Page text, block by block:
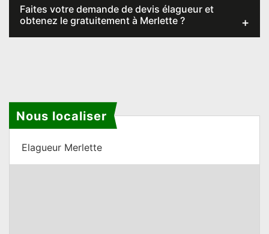
Faites votre demande de devis élagueur et
obtenez le gratuitement à Merlette ?
Nous localiser
Elagueur Merlette